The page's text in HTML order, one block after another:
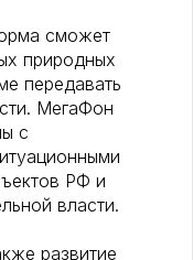
сможет
природных
передавать
МегаФон
с
РФ и
власти.
развитие